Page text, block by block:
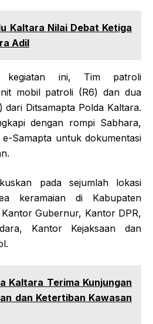
Kaltara Nilai Debat Ketiga
Adil
kegiatan ini, Tim patroli
mobil patroli (R6) dan dua
Ditsamapta Polda Kaltara.
dengan rompi Sabhara,
Samapta untuk dokumentasi
pada sejumlah lokasi
keramaian di Kabupaten
Gubernur, Kantor DPR,
Kantor Kejaksaan dan
Kaltara Terima Kunjungan
dan Ketertiban Kawasan